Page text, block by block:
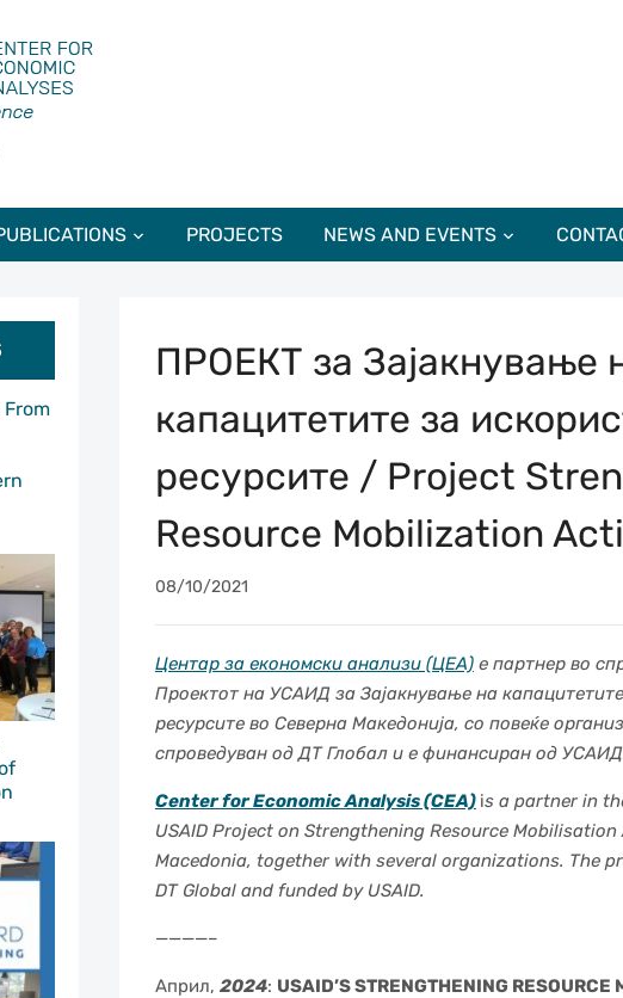
PROJECTS NEWS AND EVENTS
ПРОЕКТ за Зајакнување
капацитетите за
ресурсите / Project
Resource Mobilization
08/10/2021
Центар за економски анализи (ЦЕА)е партнер во
Проектот на УСАИД за Зајакнување на
ресурсите во Северна Македонија, со повеќе
спроведуван од ДТ Глобал и е финансиран од
Center for Economic Analysis (CEA) is a partner in
USAID Project on Strengthening Resource
Macedonia, together with several organizations. The
DT Global and funded by USAID.
————–
Април, 2024: USAID’S STRENGTHENING RESOURCE